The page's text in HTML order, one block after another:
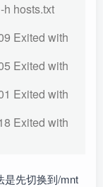
h hosts.txt
Exited with
Exited with
Exited with
Exited with
是先切换到/mnt